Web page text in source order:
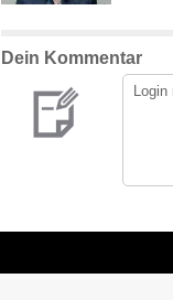
Dein Kommentar
Login